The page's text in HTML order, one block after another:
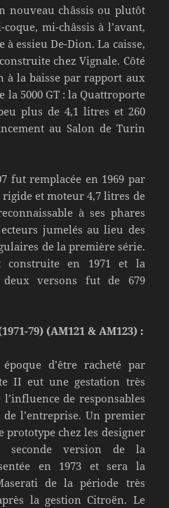
nouveau châssis ou plutôt
mi-châssis à l’avant,
essieu De-Dion. La caisse,
chez Vignale. Côté
la baisse par rapport aux
la 5000 GT : la Quattroporte
plus de 4,1 litres et 260
au Salon de Turin
fut remplacée en 1969 par
et moteur 4,7 litres de
à ses phares
jumelés au lieu des
de la première série.
construite en 1971 et la
versons fut de 679
79) (AM121 & AM123) :
d’être racheté par
II eut une gestation très
de responsables
l’entreprise. Un premier
prototype chez les designer
seconde version de la
en 1973 et sera la
de la période très
la gestion Citroën. Le